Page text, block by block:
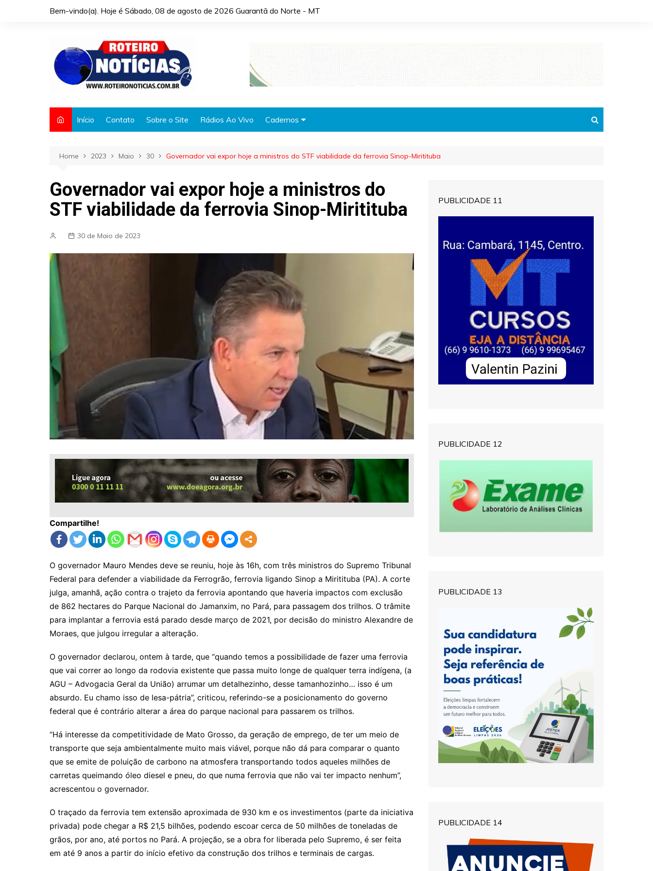
Bem-vindo(a). Hoje é Sábado, 08 de agosto de 2026 Guarantã do Norte - MT
Início Contato Sobre o Site Rádios Ao Vivo Cadernos
Automóveis
Cidades
Cultura
Justiça
Mundo
Política
Home 2023 Maio 30 Governador vai expor hoje a ministros do STF viabilidade da ferrovia Sinop-Miritituba
Governador vai expor hoje a ministros do
STF viabilidade da ferrovia Sinop-Miritituba
30 de Maio de 2023
Compartilhe!
O governador Mauro Mendes deve se reuniu, hoje às 16h, com três ministros do Supremo Tribunal
Federal para defender a viabilidade da Ferrogrão, ferrovia ligando Sinop a Miritituba (PA). A corte
julga, amanhã, ação contra o trajeto da ferrovia apontando que haveria impactos com exclusão
de 862 hectares do Parque Nacional do Jamanxim, no Pará, para passagem dos trilhos. O trâmite
para implantar a ferrovia está parado desde março de 2021, por decisão do ministro Alexandre de
Moraes, que julgou irregular a alteração.
O governador declarou, ontem à tarde, que “quando temos a possibilidade de fazer uma ferrovia
que vai correr ao longo da rodovia existente que passa muito longe de qualquer terra indígena, (a
AGU – Advogacia Geral da União) arrumar um detalhezinho, desse tamanhozinho… isso é um
absurdo. Eu chamo isso de lesa-pátria”, criticou, referindo-se a posicionamento do governo
federal que é contrário alterar a área do parque nacional para passarem os trilhos.
“Há interesse da competitividade de Mato Grosso, da geração de emprego, de ter um meio de
transporte que seja ambientalmente muito mais viável, porque não dá para comparar o quanto
que se emite de poluição de carbono na atmosfera transportando todos aqueles milhões de
carretas queimando óleo diesel e pneu, do que numa ferrovia que não vai ter impacto nenhum”,
acrescentou o governador.
O traçado da ferrovia tem extensão aproximada de 930 km e os investimentos (parte da iniciativa
privada) pode chegar a R$ 21,5 bilhões, podendo escoar cerca de 50 milhões de toneladas de
grãos, por ano, até portos no Pará. A projeção, se a obra for liberada pelo Supremo, é ser feita
em até 9 anos a partir do início efetivo da construção dos trilhos e terminais de cargas.
PUBLICIDADE 11
PUBLICIDADE 12
PUBLICIDADE 13
PUBLICIDADE 14